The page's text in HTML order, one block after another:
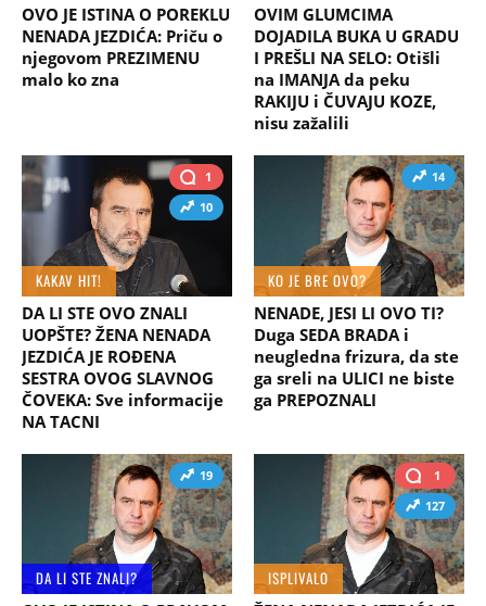
OVO JE ISTINA O POREKLU
NENADA JEZDIĆA: Priču o
njegovom PREZIMENU
malo ko zna
OVIM GLUMCIMA
DOJADILA BUKA U GRADU
I PREŠLI NA SELO: Otišli
na IMANJA da peku
RAKIJU i ČUVAJU KOZE,
nisu zažalili
1
10
KAKAV HIT!
DA LI STE OVO ZNALI
UOPŠTE? ŽENA NENADA
JEZDIĆA JE ROĐENA
SESTRA OVOG SLAVNOG
ČOVEKA: Sve informacije
NA TACNI
14
KO JE BRE OVO?
NENADE, JESI LI OVO TI?
Duga SEDA BRADA i
neugledna frizura, da ste
ga sreli na ULICI ne biste
ga PREPOZNALI
19
DA LI STE ZNALI?
1
127
ISPLIVALO